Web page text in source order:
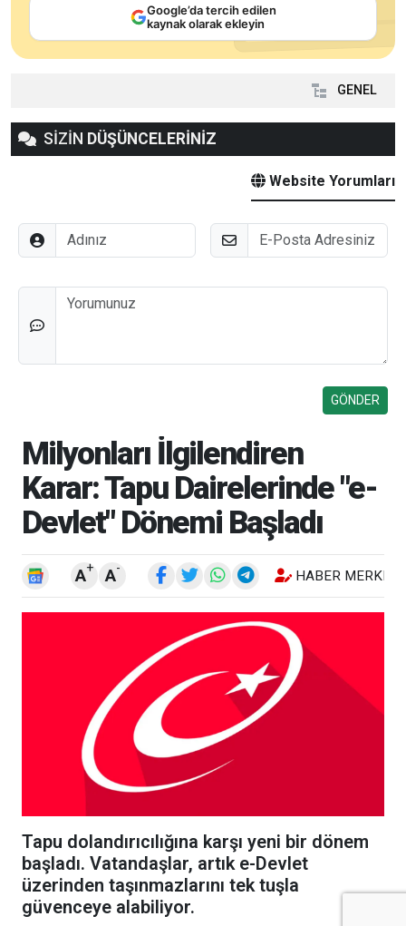
Google’da tercih edilen
kaynak olarak ekleyin
GENEL
SİZİN DÜŞÜNCELERİNİZ
Website Yorumları
Adınız E-Posta
Düşünceleriniz
Milyonları İlgilendiren
Karar: Tapu Dairelerinde "e-
Devlet" Dönemi Başladı
A+ A- HABER MERKEZI
Tapu dolandırıcılığına karşı yeni bir dönem
başladı. Vatandaşlar, artık e-Devlet
üzerinden taşınmazlarını tek tuşla
güvenceye alabiliyor.